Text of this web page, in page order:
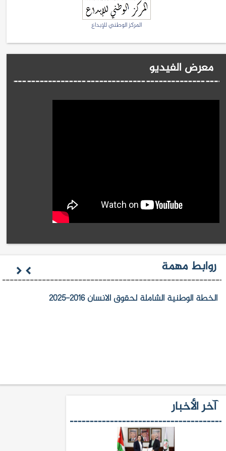
المركز الوطني للإبداع
معرض الفيديو
روابط مهمة
الخطة الوطنية الشاملة لحقوق الانسان 2016-2025
آخر الأخبار